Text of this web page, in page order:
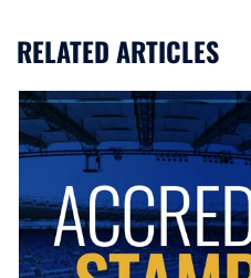
RELATED ARTICLES